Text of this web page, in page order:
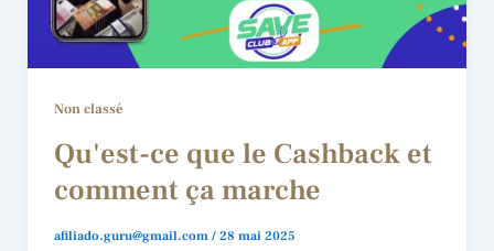
Non classé
Qu'est-ce que le Cashback et
comment ça marche
afiliado.guru@gmail.com / 28 mai 2025